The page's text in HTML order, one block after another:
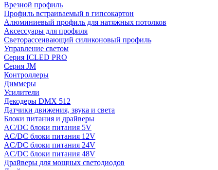
Врезной профиль
Профиль встраиваемый в гипсокартон
Алюминиевый профиль для натяжных потолков
Аксессуары для профиля
Светорассеивающий силиконовый профиль
Управление светом
Серия ICLED PRO
Серия JM
Контроллеры
Диммеры
Усилители
Декодеры DMX 512
Датчики движения, звука и света
Блоки питания и драйверы
AC/DC блоки питания 5V
AC/DC блоки питания 12V
AC/DC блоки питания 24V
AC/DC блоки питания 48V
Драйверы для мощных светодиодов